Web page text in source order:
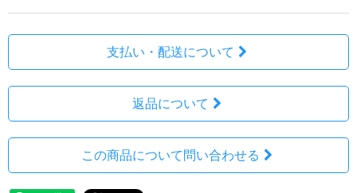
支払い・配送について
返品について
この商品について問い合わせる